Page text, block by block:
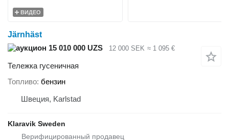
ВИДЕО
Järnhäst
15 010 000 UZS
12 000 SEK ≈ 1 095 €
Тележка гусеничная
Топливо бензин
Швеция, Karlstad
Klaravik Sweden